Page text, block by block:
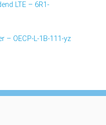
LTE – 6R1-
– OECP-L-1B-111-yz